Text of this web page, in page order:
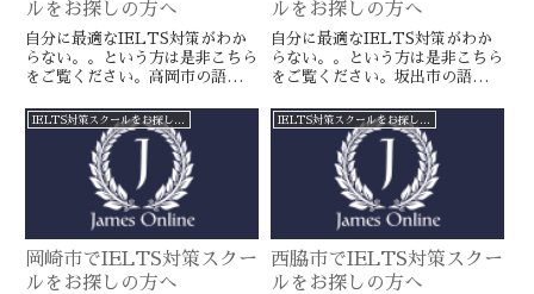
ルをお探しの方へ
自分に最適なIELTS対策がわか
らない。。という方は是非こちら
をご覧ください。高岡市の語学ス
ラインのIELTS対策ならより確
実に目標達成が近づきます。海外
留学や移住をお考えの方や国内大
学受験を有利に進めたい方に是
ルをお探しの方へ
自分に最適なIELTS対策がわか
らない。。という方は是非こちら
をご覧ください。坂出市の語学ス
ラインのIELTS対策ならより確
実に目標達成が近づきます。海外
留学や移住をお考えの方や国内大
学受験を有利に進めたい方に是
IELTS対策スクールをお探しの方へ
岡崎市でIELTS対策スクー
ルをお探しの方へ
IELTS対策スクールをお探しの方へ
西脇市でIELTS対策スクー
ルをお探しの方へ